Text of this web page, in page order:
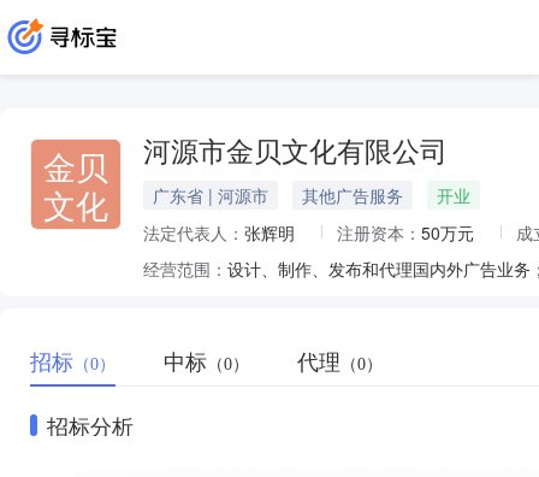
金贝
文化
河源市金贝文化有限公司
广东省 | 河源市 其他广告服务
开业
法定代表人： 张辉明 注册资本： 50万元
成
经营范围：
招标 （0） 中标 （0） 代理 （0）
招标分析